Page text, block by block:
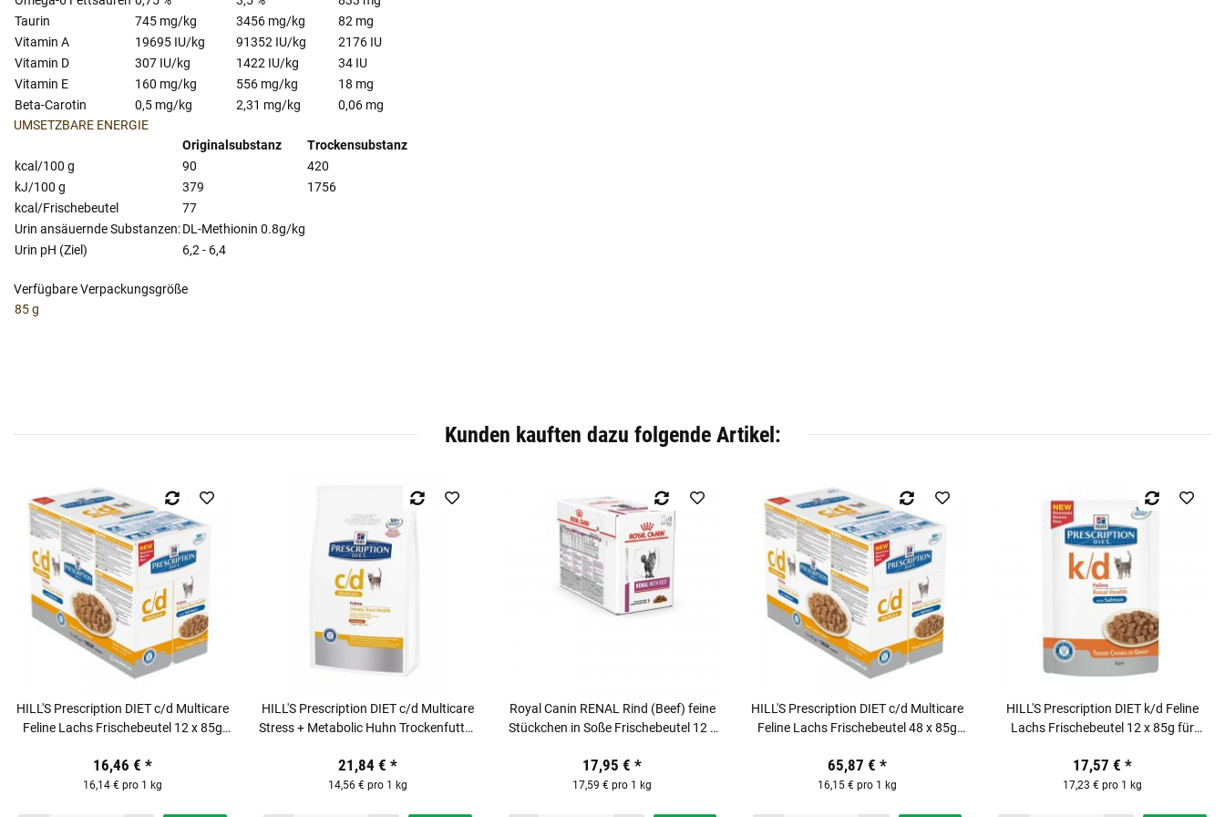
Taurin
745 mg/kg 3456 mg/kg
82 mg
Vitamin A
19695 IU/kg 91352 IU/kg
2176 IU
Vitamin D
307 IU/kg 1422 IU/kg
34 IU
Vitamin E
160 mg/kg 556 mg/kg
18 mg
Beta-Carotin
0,5 mg/kg 2,31 mg/kg
0,06 mg
UMSETZBARE ENERGIE
Originalsubstanz
Trockensubstanz
kcal/100 g
90
420
kJ/100 g
379
1756
kcal/Frischebeutel
77
Urin ansäuernde Substanzen:DL-Methionin 0.8g/kg
Urin pH (Ziel)
6,2 - 6,4
Verfügbare Verpackungsgröße
85 g
Kunden kauften dazu folgende Artikel:
HILL'S Prescription DIET c/d Multicare
Feline Lachs Frischebeutel 12 x 85g
16,46 € *
16,14 € pro 1 kg
HILL'S Prescription DIET c/d Multicare
Stress + Metabolic Huhn Trockenfutter
21,84 € *
14,56 € pro 1 kg
Royal Canin RENAL Rind (Beef) feine
Stückchen in Soße Frischebeutel 12 x
17,95 €*
17,59 € pro 1 kg
HILL'S Prescription DIET c/d Multicare
Feline Lachs Frischebeutel 48 x 85g
65,87 €*
16,15 € pro 1 kg
HILL'S Prescription DIET k/d Feline
Lachs Frischebeutel 12 x 85g für
17,57 €*
17,23 € pro 1 kg